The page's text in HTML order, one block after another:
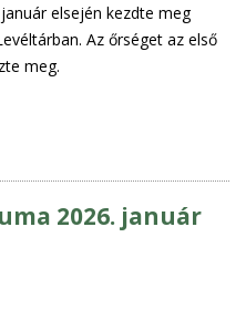
elsején kezdte meg
Az őrséget az első
meg.
2026. január